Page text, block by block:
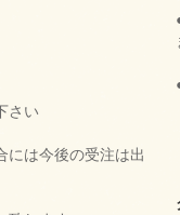
さい
には今後の受注は出